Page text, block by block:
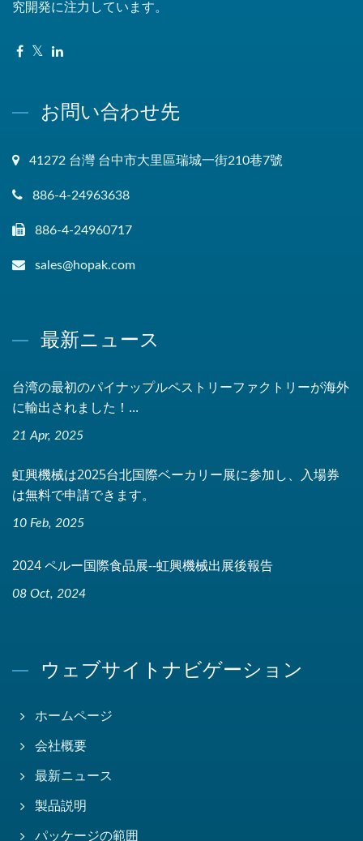
究開発に注力しています。
お問い合わせ先
41272 台灣 台中市大里區瑞城一街210巷7號
886-4-24963638
886-4-24960717
sales@hopak.com
最新ニュース
台湾の最初のパイナップルペストリーファクトリーが海外
に輸出されました！...
21 Apr, 2025
虹興機械は2025台北国際ベーカリー展に参加し、入場券
は無料で申請できます。
10 Feb, 2025
2024 ペルー国際食品展--虹興機械出展後報告
08 Oct, 2024
ウェブサイトナビゲーション
ホームページ
会社概要
最新ニュース
製品説明
パッケージの範囲